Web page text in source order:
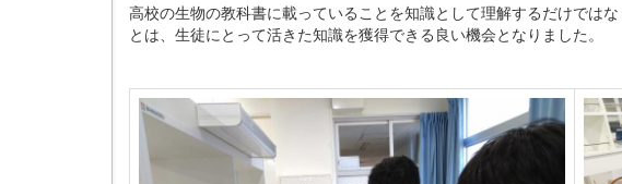
高校の生物の教科書に載っていることを知識として理解するだけでは
とは、生徒にとって活きた知識を獲得できる良い機会となりました。